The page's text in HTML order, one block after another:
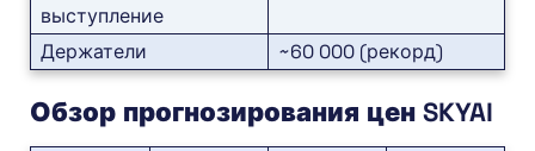
выступление
Держатели ~60 000 (рекорд)
Обзор прогнозирования цен SKYAI